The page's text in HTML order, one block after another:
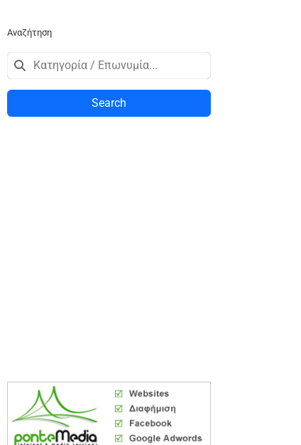
Αναζήτηση
Search